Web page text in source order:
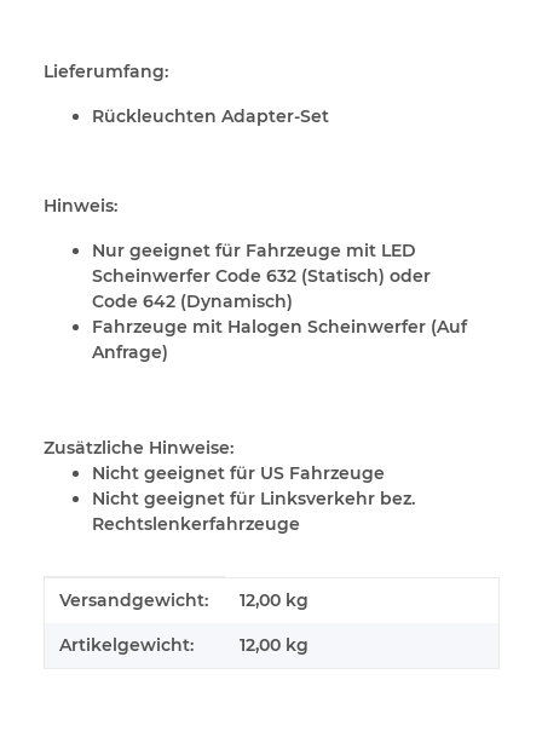
Lieferumfang:
Rückleuchten Adapter-Set
Hinweis:
Nur geeignet für Fahrzeuge mit LED
Scheinwerfer Code 632 (Statisch) oder
Code 642 (Dynamisch)
Fahrzeuge mit Halogen Scheinwerfer (Auf
Anfrage)
Zusätzliche Hinweise:
Nicht geeignet für US Fahrzeuge
Nicht geeignet für Linksverkehr bez.
Rechtslenkerfahrzeuge
Produkteigenschaft
Wert
Versandgewicht: 12,00 kg
Artikelgewicht: 12,00 kg